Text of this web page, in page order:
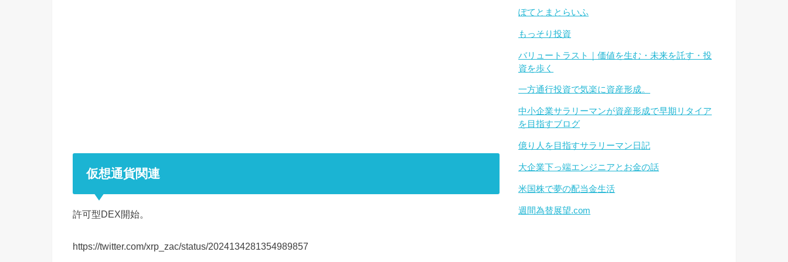
仮想通貨関連
許可型DEX開始。
https://twitter.com/xrp_zac/status/2024134281354989857
ぽてとまとらいふ
もっそり投資
バリュートラスト｜価値を生む・未来を託す・投
資を歩く
一方通行投資で気楽に資産形成。
中小企業サラリーマンが資産形成で早期リタイア
を目指すブログ
億り人を目指すサラリーマン日記
大企業下っ端エンジニアとお金の話
米国株で夢の配当金生活
週間為替展望.com